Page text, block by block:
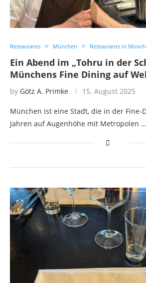
Restaurants München Restaurants in
Ein Abend im „Tohru in der
Münchens Fine Dining auf
by Götz A. Primke 15. August 2025
München ist eine Stadt, die in der Fine-
Jahren auf Augenhöhe mit Metropolen …